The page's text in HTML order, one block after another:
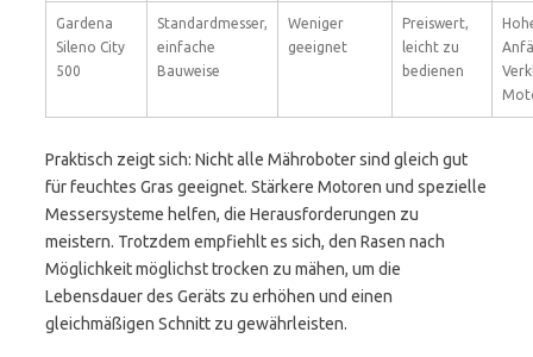
Gardena
Sileno City
500
Standardmesser,
einfache
Bauweise
Weniger
geeignet
Preiswert,
leicht zu
bedienen
Praktisch zeigt sich: Nicht alle Mähroboter sind gleich gut
für feuchtes Gras geeignet. Stärkere Motoren und spezielle
Messersysteme helfen, die Herausforderungen zu
meistern. Trotzdem empfiehlt es sich, den Rasen nach
Möglichkeit möglichst trocken zu mähen, um die
Lebensdauer des Geräts zu erhöhen und einen
gleichmäßigen Schnitt zu gewährleisten.